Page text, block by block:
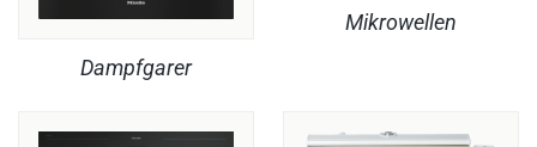
Dampfgarer
Mikrowellen